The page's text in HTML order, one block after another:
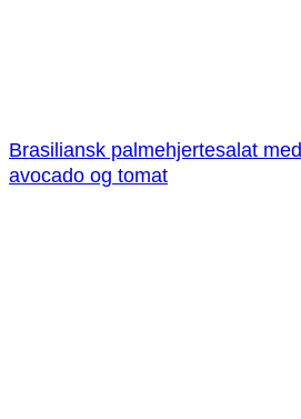
Brasiliansk palmehjertesalat med
avocado og tomat